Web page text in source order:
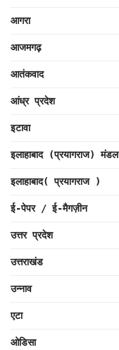
आगरा
आजमगढ़
आतंकवाद
आंध्र प्रदेश
इटावा
इलाहाबाद (प्रयागराज) मंडल
इलाहाबाद( प्रयागराज )
ई-पेपर / ई-मैगज़ीन
उत्तर प्रदेश
उत्तराखंड
उन्नाव
एटा
ओडिसा